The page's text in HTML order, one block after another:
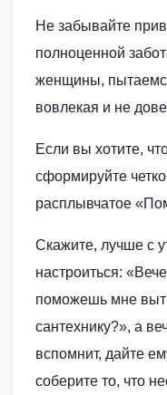
Не забывайте
полноценной
женщины,
вовлекая и не
Если вы хотите,
сформируйте
расплывчатое
Скажите, лучше с
настроиться:
поможешь мне
сантехнику?», а
вспомнит, дайте
соберите то, что